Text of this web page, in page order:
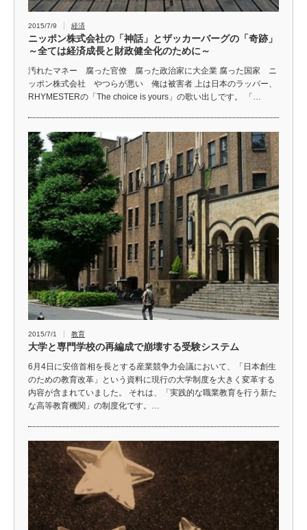
2015/7/9 経済
ニッポン株式会社の「神話」とザッカーバーグの「奇跡」
～全ては経済成長と財政健全化のために～
汚れたマネー 腐った官僚 腐った政治家に大企業 腐った国家 ニ
ッポン株式会社 やつらが悪い 俺は被害者 上は日本のラッパー、
RHYMESTERの「The choice is yours」の歌い出しです。 「…
2015/7/1 教育
大学と専門学校の再編成で崩壊する受験システム
6月4日に安倍首相を長とする産業競争力会議において、「日本創生
のための教育改革」という資料に現行の大学制度を大きく変革する
内容が含まれていました。 それは、「実践的な職業教育を行う新た
な高等教育機関」の制度化です。…